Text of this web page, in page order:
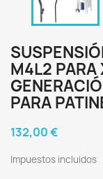
M4L2 PARA
PARA
132,00 €
Impuestos incluidos